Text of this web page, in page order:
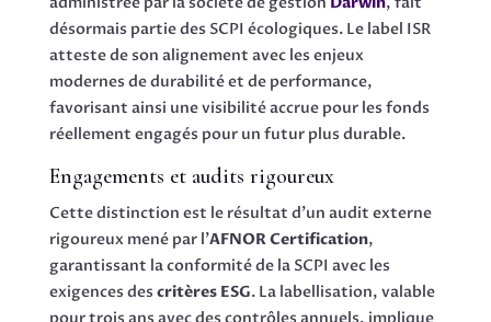
désormais partie des SCPI écologiques. Le label ISR
atteste de son alignement avec les enjeux
modernes de durabilité et de performance,
favorisant ainsi une visibilité accrue pour les fonds
réellement engagés pour un futur plus durable.
Engagements et audits rigoureux
Cette distinction est le résultat d’un audit externe
rigoureux mené par l’AFNOR Certification,
garantissant la conformité de la SCPI avec les
exigences des critères ESG. La labellisation, valable